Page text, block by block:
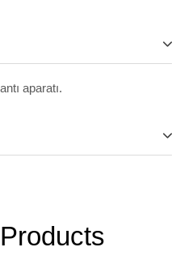
aparatı.